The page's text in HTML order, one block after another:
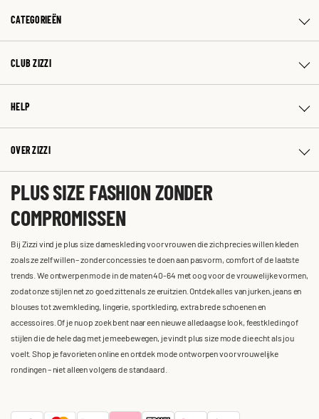
CATEGORIEËN
CLUB ZIZZI
HELP
OVER ZIZZI
PLUS SIZE FASHION ZONDER
COMPROMISSEN
Bij Zizzi vind je plus size dameskleding voor vrouwen die zich precies willen kleden
zoals ze zelf willen – zonder concessies te doen aan pasvorm, comfort of de laatste
trends. We ontwerpen mode in de maten 40-64 met oog voor de vrouwelijke vormen,
zodat onze stijlen net zo goed zitten als ze eruitzien. Ontdek alles van jurken, jeans en
blouses tot zwemkleding, lingerie, sportkleding, extra brede schoenen en
accessoires. Of je nu op zoek bent naar een nieuwe alledaagse look, feestkleding of
stijlen die de hele dag met je meebewegen, je vindt plus size mode die echt als jou
voelt. Shop je favorieten online en ontdek mode ontworpen voor vrouwelijke
rondingen – niet alleen volgens de standaard.